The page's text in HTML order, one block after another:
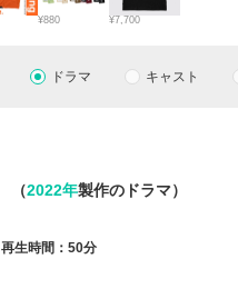
¥880 ¥7,700
ドラマ キャスト
（2022年製作のドラマ）
再生時間：50分